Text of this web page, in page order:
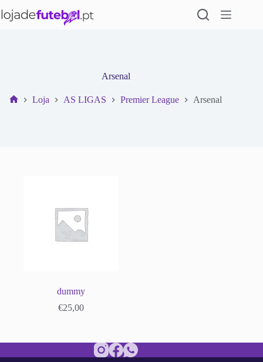
para
Arsenal
Loja AS LIGAS Premier League Arsenal
dummy
€25,00